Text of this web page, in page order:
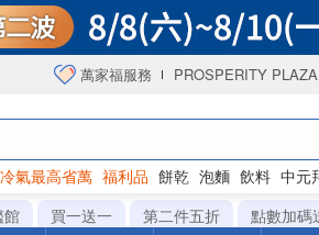
萬家福服務 PROSPERITY
冷氣最高省萬 福利品 餅乾 泡麵 飲料 中元
館 買一送一 第二件五折 點數加碼